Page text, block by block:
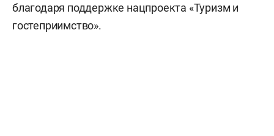
благодаря поддержке нацпроекта «Туризм и
гостеприимство».